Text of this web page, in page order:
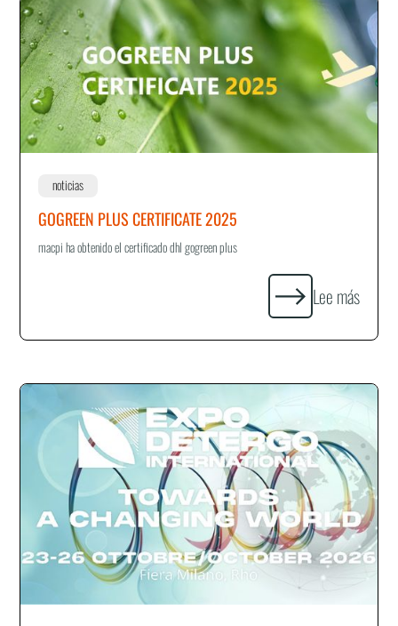
noticias
GOGREEN PLUS CERTIFICATE 2025
macpi ha obtenido el certificado dhl gogreen plus
Lee más